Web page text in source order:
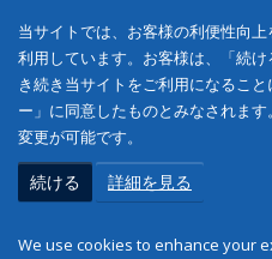
当サイトでは、お客様の利便性向
利用しています。お客様は、「続
き続き当サイトをご利用になるこ
ー」に同意したものとみなされま
変更が可能です。
続ける 詳細を見る
We use cookies to enhance your